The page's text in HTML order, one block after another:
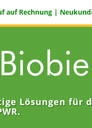
auf Rechnung |
Lösungen für